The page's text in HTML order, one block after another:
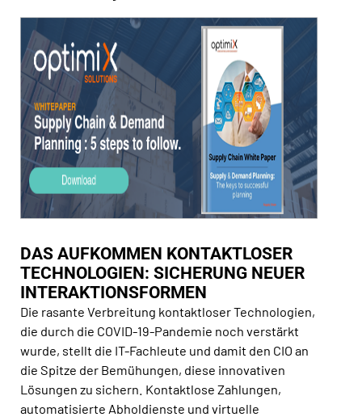
DAS AUFKOMMEN KONTAKTLOSER
TECHNOLOGIEN: SICHERUNG NEUER
INTERAKTIONSFORMEN
Die rasante Verbreitung kontaktloser Technologien,
die durch die COVID-19-Pandemie noch verstärkt
wurde, stellt die IT-Fachleute und damit den CIO an
die Spitze der Bemühungen, diese innovativen
Lösungen zu sichern. Kontaktlose Zahlungen,
automatisierte Abholdienste und virtuelle